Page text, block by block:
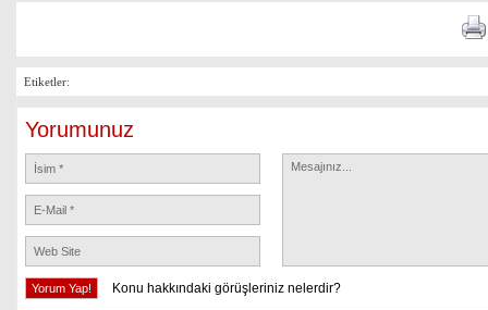
Etiketler:
Yorumunuz
Konu hakkındaki görüşleriniz nelerdir?